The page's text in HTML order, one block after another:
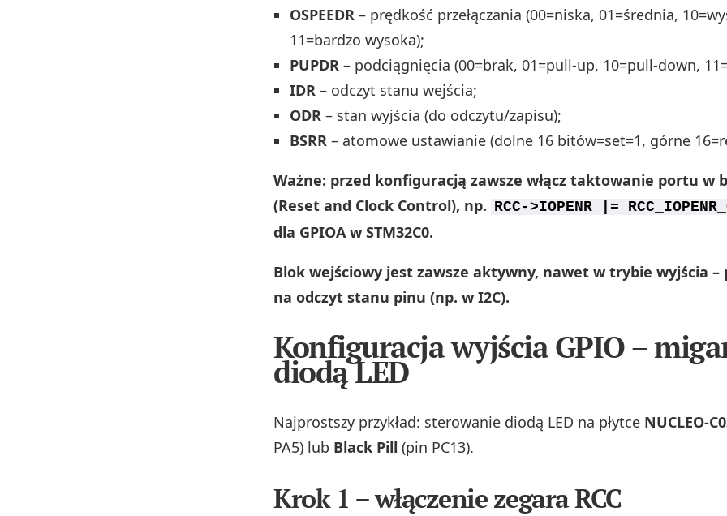
OSPEEDR – prędkość przełączania (00=niska, 01=średnia,
11=bardzo wysoka);
PUPDR – podciągnięcia (00=brak, 01=pull-up, 10=pull-down,
IDR – odczyt stanu wejścia;
ODR – stan wyjścia (do odczytu/zapisu);
BSRR – atomowe ustawianie (dolne 16 bitów=set=1, górne
Ważne: przed konfiguracją zawsze włącz taktowanie portu w
(Reset and Clock Control), np. RCC->IOPENR |=
dla GPIOA w STM32C0.
Blok wejściowy jest zawsze aktywny, nawet w trybie wyjścia –
na odczyt stanu pinu (np. w I2C).
Konfiguracja wyjścia GPIO –
diodą LED
Najprostszy przykład: sterowanie diodą LED na płytce NUCLEO-
PA5) lub Black Pill (pin PC13).
Krok 1 – włączenie zegara RCC